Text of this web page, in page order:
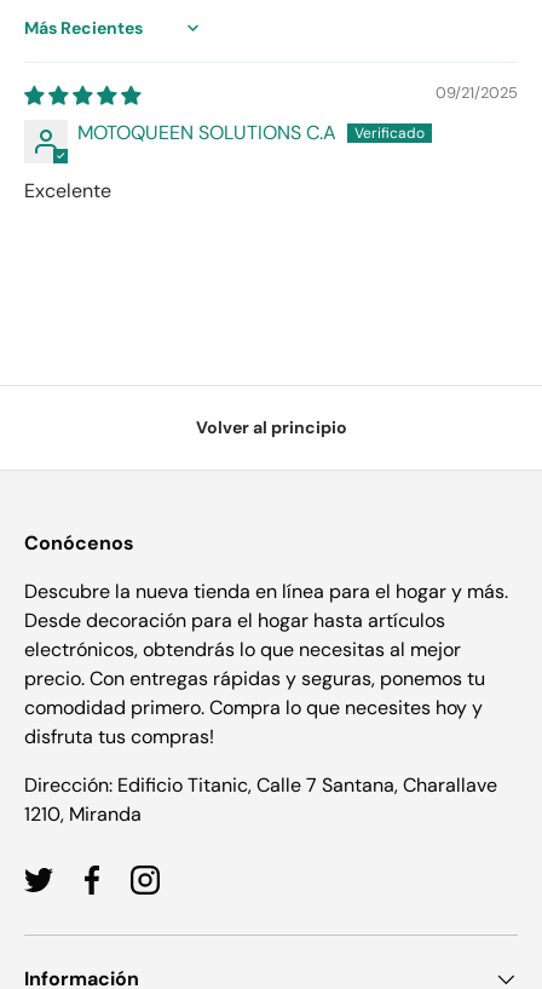
Sort by
09/21/2025
MOTOQUEEN SOLUTIONS C.A
Excelente
Volver al principio
Conócenos
Descubre la nueva tienda en línea para el hogar y más.
Desde decoración para el hogar hasta artículos
electrónicos, obtendrás lo que necesitas al mejor
precio. Con entregas rápidas y seguras, ponemos tu
comodidad primero. Compra lo que necesites hoy y
disfruta tus compras!
Dirección: Edificio Titanic, Calle 7 Santana, Charallave
1210, Miranda
TwitterFacebookInstagram
Información